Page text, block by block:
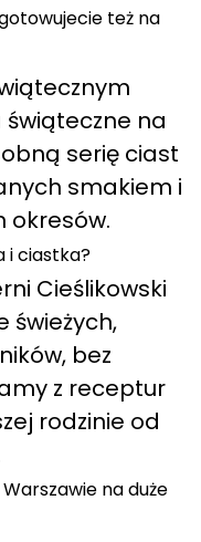
też na
na
serię ciast
smakiem i
okresów.
i ciastka?
Cieślikowski
świeżych,
bez
z receptur
rodzinie od
na duże